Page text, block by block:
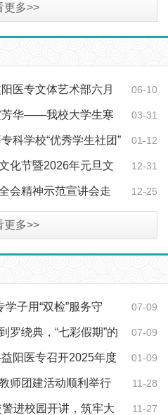
更多>>
06-10
医专文体艺术部六月
03-31
芳华——我校大学生寒
01-12
科学校“优秀学生社团”
12-31
化节暨2026年元旦文
12-25
会精神示范宣讲会走
更多>>
07-09
学子用“双检”服务守
07-09
罗绕典，“七彩假期”的
01-09
阳医专召开2025年度
11-28
师团建活动顺利举行
11-27
进校园开讲，筑牢大